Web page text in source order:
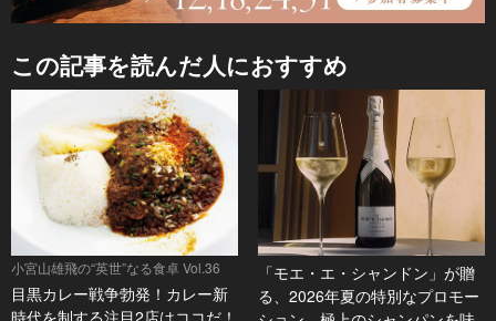
この記事を読んだ人におすすめ
小宮山雄飛の“英世”なる食卓 Vol.36
目黒カレー戦争勃発！カレー新
「モエ・エ・シャンドン」が贈
る、2026年夏の特別なプロモー